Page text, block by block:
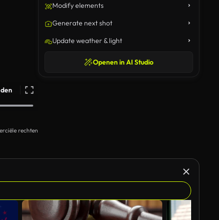
rechten
Modify elements
Generate next shot
Update weather & light
Openen in AI Studio